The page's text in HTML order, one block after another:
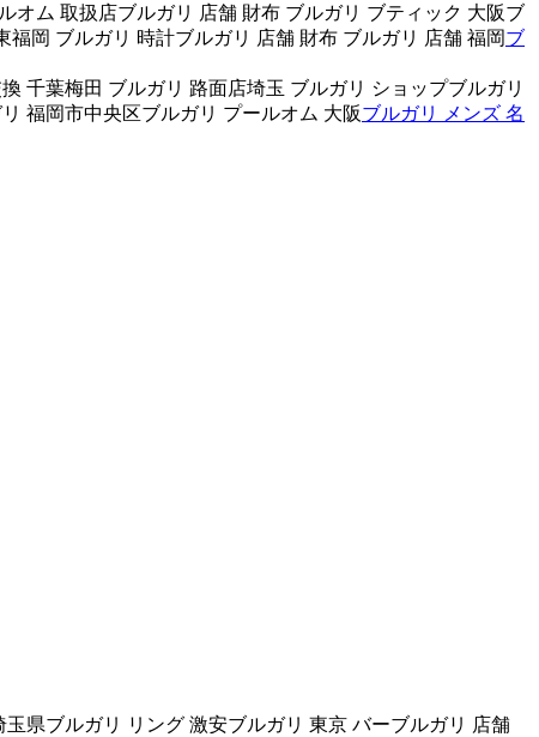
オム 取扱店ブルガリ 店舗 財布 ブルガリ ブティック 大阪ブ
岡 ブルガリ 時計ブルガリ 店舗 財布 ブルガリ 店舗 福岡ブ
千葉梅田 ブルガリ 路面店埼玉 ブルガリ ショップブルガリ
福岡市中央区ブルガリ プールオム 大阪ブルガリ メンズ 名
県ブルガリ リング 激安ブルガリ 東京 バーブルガリ 店舗